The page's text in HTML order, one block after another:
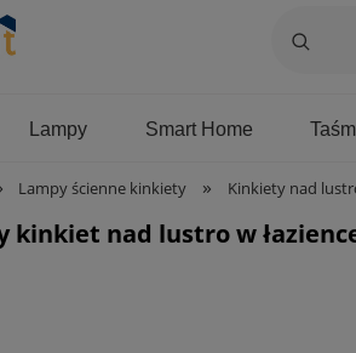
Lampy Smart Home
Lampy ścienne kinkiety » Kinkiety nad
kinkiet nad lustro w